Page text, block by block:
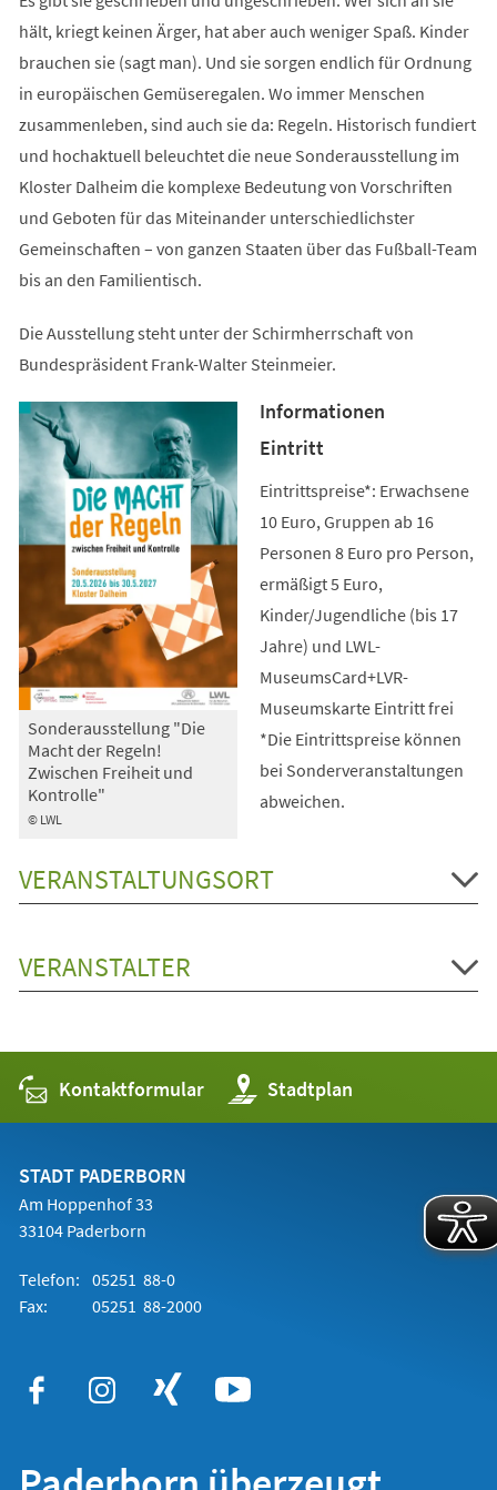
hält, kriegt keinen Ärger, hat aber auch weniger Spaß. Kinder
brauchen sie (sagt man). Und sie sorgen endlich für Ordnung
in europäischen Gemüseregalen. Wo immer Menschen
zusammenleben, sind auch sie da: Regeln. Historisch fundiert
und hochaktuell beleuchtet die neue Sonderausstellung im
Kloster Dalheim die komplexe Bedeutung von Vorschriften
und Geboten für das Miteinander unterschiedlichster
Gemeinschaften – von ganzen Staaten über das Fußball-Team
bis an den Familientisch.
Die Ausstellung steht unter der Schirmherrschaft von
Bundespräsident Frank-Walter Steinmeier.
© LWL
Sonderausstellung "Die
Macht der Regeln!
Zwischen Freiheit und
Kontrolle"
Informationen
Eintritt
Eintrittspreise*: Erwachsene
10 Euro, Gruppen ab 16
Personen 8 Euro pro Person,
ermäßigt 5 Euro,
Kinder/Jugendliche (bis 17
Jahre) und LWL-
MuseumsCard+LVR-
Museumskarte Eintritt frei
*Die Eintrittspreise können
bei Sonderveranstaltungen
abweichen.
VERANSTALTUNGSORT
VERANSTALTER
Kontaktformular Stadtplan
(Öffnet
in
einem
STADT PADERBORN
Am Hoppenhof 33
33104 Paderborn
Telefon: 05251 88-0
Fax:
05251 88-2000